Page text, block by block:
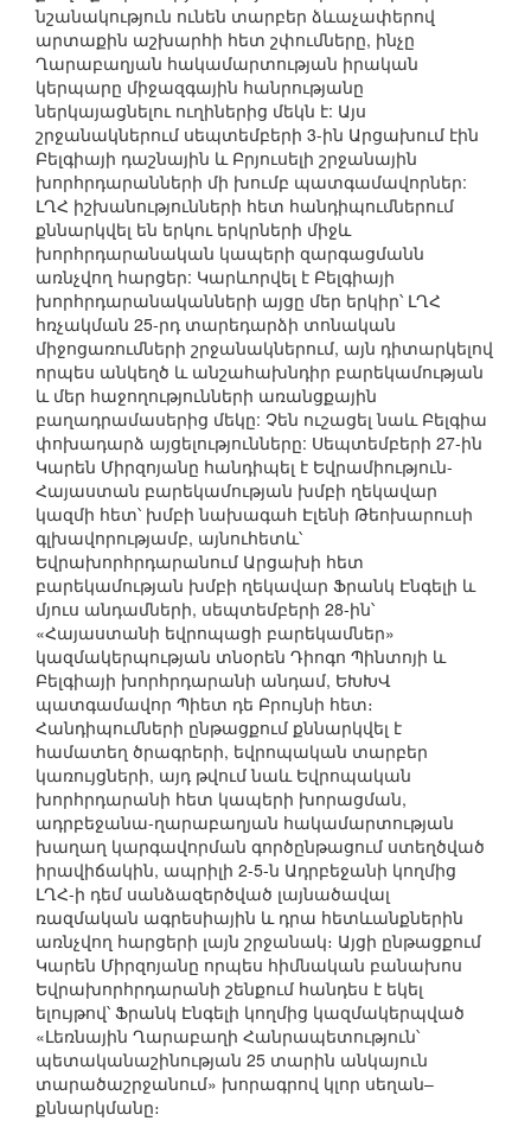
նշանակություն ունեն տարբեր ձևաչափերով
արտաքին աշխարհի հետ շփումները, ինչը
Ղարաբաղյան հակամարտության իրական
կերպարը միջազգային հանրությանը
ներկայացնելու ուղիներից մեկն է: Այս
շրջանակներում սեպտեմբերի 3-ին Արցախում էին
Բելգիայի դաշնային և Բրյուսելի շրջանային
խորհրդարանների մի խումբ պատգամավորներ:
ԼՂՀ իշխանությունների հետ հանդիպումներում
քննարկվել են երկու երկրների միջև
խորհրդարանական կապերի զարգացմանն
առնչվող հարցեր: Կարևորվել է Բելգիայի
խորհրդարանականների այցը մեր երկիր՝ ԼՂՀ
հռչակման 25-րդ տարեդարձի տոնական
միջոցառումների շրջանակներում, այն դիտարկելով
որպես անկեղծ և անշահախնդիր բարեկամության
և մեր հաջողությունների առանցքային
բաղադրամասերից մեկը: Չեն ուշացել նաև Բելգիա
փոխադարձ այցելությունները: Սեպտեմբերի 27-ին
Կարեն Միրզոյանը հանդիպել է Եվրամիություն-
Հայաստան բարեկամության խմբի ղեկավար
կազմի հետ՝ խմբի նախագահ Էլենի Թեոխարուսի
գլխավորությամբ, այնուհետև՝
Եվրախորհրդարանում Արցախի հետ
բարեկամության խմբի ղեկավար Ֆրանկ Էնգելի և
մյուս անդամների, սեպտեմբերի 28-ին՝
«Հայաստանի եվրոպացի բարեկամներ»
կազմակերպության տնօրեն Դիոգո Պինտոյի և
Բելգիայի խորհրդարանի անդամ, ԵԽԽՎ
պատգամավոր Պիետ դե Բրույնի հետ։
Հանդիպումների ընթացքում քննարկվել է
համատեղ ծրագրերի, եվրոպական տարբեր
կառույցների, այդ թվում նաև Եվրոպական
խորհրդարանի հետ կապերի խորացման,
ադրբեջանա-ղարաբաղյան հակամարտության
խաղաղ կարգավորման գործընթացում ստեղծված
իրավիճակին, ապրիլի 2-5-ն Ադրբեջանի կողմից
ԼՂՀ-ի դեմ սանձազերծված լայնածավալ
ռազմական ագրեսիային և դրա հետևանքներին
առնչվող հարցերի լայն շրջանակ։ Այցի ընթացքում
Կարեն Միրզոյանը որպես հիմնական բանախոս
Եվրախորհրդարանի շենքում հանդես է եկել
ելույթով՝ Ֆրանկ Էնգելի կողմից կազմակերպված
«Լեռնային Ղարաբաղի Հանրապետություն՝
պետականաշինության 25 տարին անկայուն
տարածաշրջանում» խորագրով կլոր սեղան–
քննարկմանը։